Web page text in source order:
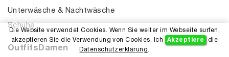
Unterwäsche & Nachtwäsche
Schuhe
OutfitsDamen
Die Website verwendet Cookies. Wenn Sie weiter im Webseite surfen,
akzeptieren Sie die Verwendung von Cookies. Ich
Akzeptiere
die
Datenschutzerklärung